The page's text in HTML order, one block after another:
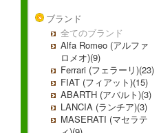
ブランド
全てのブランド
Alfa Romeo (アルファ
ロメオ)(9)
Ferrari (フェラーリ)(23)
FIAT (フィアット)(15)
ABARTH (アバルト)(3)
LANCIA (ランチア)(3)
MASERATI (マセラテ